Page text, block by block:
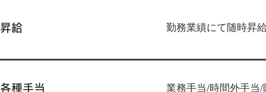
昇給 勤務業績にて随時昇
各種手当 業務手当/時間外手当